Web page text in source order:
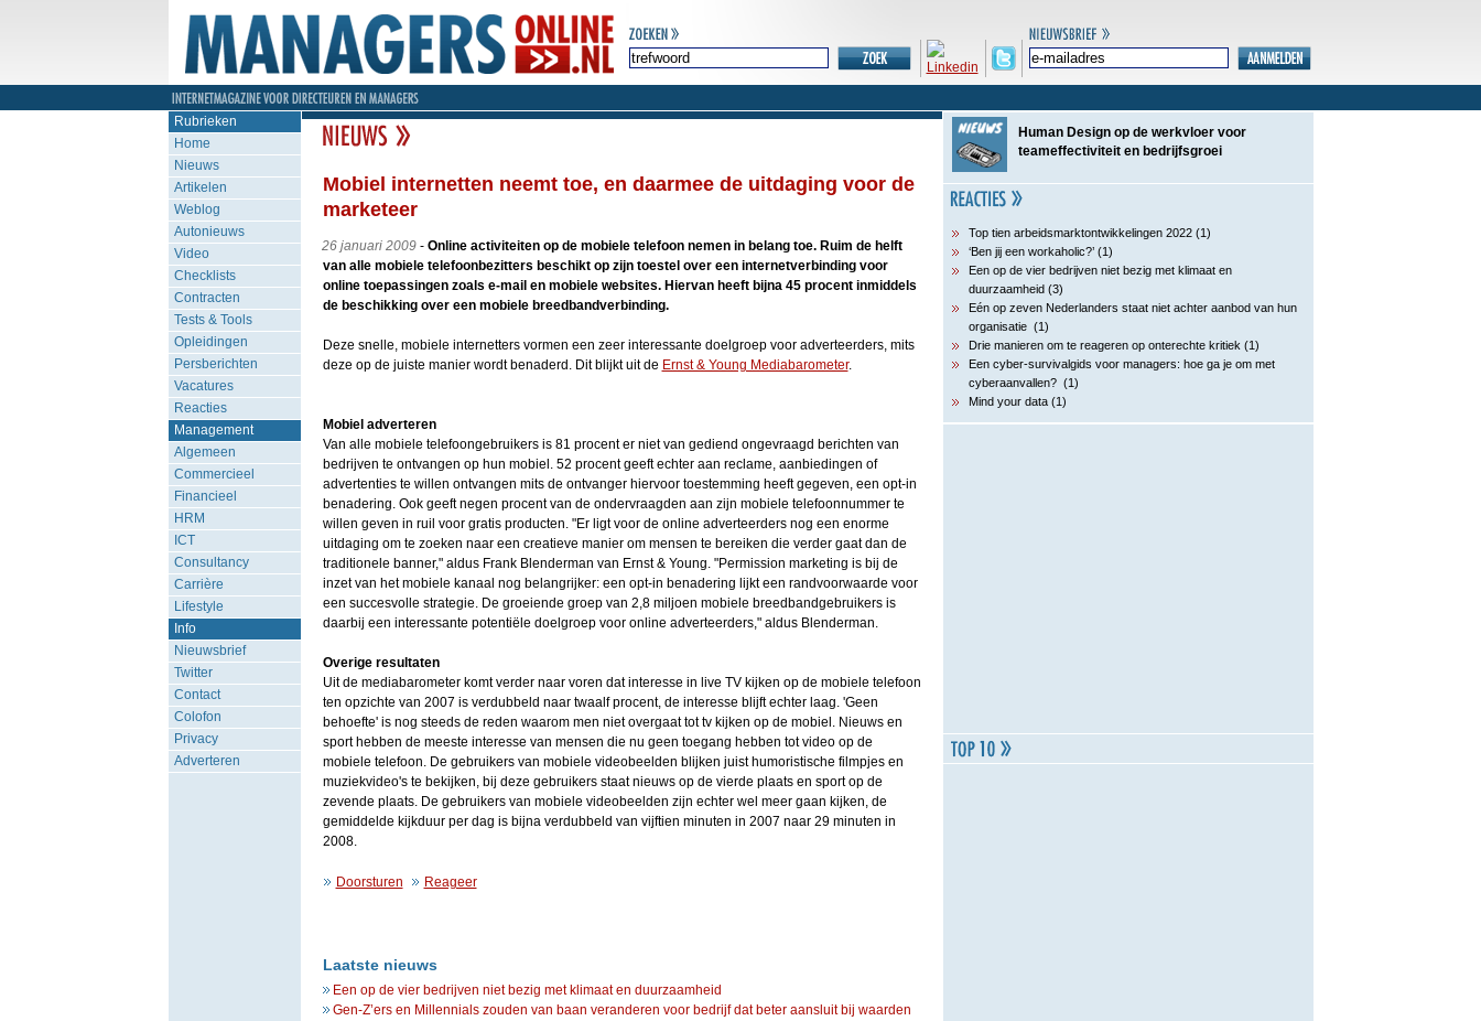
Rubrieken
Home
Nieuws
Artikelen
Weblog
Autonieuws
Video
Checklists
Contracten
Tests & Tools
Opleidingen
Persberichten
Vacatures
Reacties
Management
Algemeen
Commercieel
Financieel
HRM
ICT
Consultancy
Carrière
Lifestyle
Info
Nieuwsbrief
Twitter
Contact
Colofon
Privacy
Adverteren
Mobiel internetten neemt toe, en daarmee de uitdaging voor de
marketeer
26 januari 2009- Online activiteiten op de mobiele telefoon nemen in belang toe. Ruim de helft
van alle mobiele telefoonbezitters beschikt op zijn toestel over een internetverbinding voor
online toepassingen zoals e-mail en mobiele websites. Hiervan heeft bijna 45 procent inmiddels
de beschikking over een mobiele breedbandverbinding.
Deze snelle, mobiele internetters vormen een zeer interessante doelgroep voor adverteerders, mits
deze op de juiste manier wordt benaderd. Dit blijkt uit de Ernst & Young Mediabarometer.
Mobiel adverteren
Van alle mobiele telefoongebruikers is 81 procent er niet van gediend ongevraagd berichten van
bedrijven te ontvangen op hun mobiel. 52 procent geeft echter aan reclame, aanbiedingen of
advertenties te willen ontvangen mits de ontvanger hiervoor toestemming heeft gegeven, een opt-in
benadering. Ook geeft negen procent van de ondervraagden aan zijn mobiele telefoonnummer te
willen geven in ruil voor gratis producten. "Er ligt voor de online adverteerders nog een enorme
uitdaging om te zoeken naar een creatieve manier om mensen te bereiken die verder gaat dan de
traditionele banner," aldus Frank Blenderman van Ernst & Young. "Permission marketing is bij de
inzet van het mobiele kanaal nog belangrijker: een opt-in benadering lijkt een randvoorwaarde voor
een succesvolle strategie. De groeiende groep van 2,8 miljoen mobiele breedbandgebruikers is
daarbij een interessante potentiële doelgroep voor online adverteerders," aldus Blenderman.
Overige resultaten
Uit de mediabarometer komt verder naar voren dat interesse in live TV kijken op de mobiele telefoon
ten opzichte van 2007 is verdubbeld naar twaalf procent, de interesse blijft echter laag. 'Geen
behoefte' is nog steeds de reden waarom men niet overgaat tot tv kijken op de mobiel. Nieuws en
sport hebben de meeste interesse van mensen die nu geen toegang hebben tot video op de
mobiele telefoon. De gebruikers van mobiele videobeelden blijken juist humoristische filmpjes en
muziekvideo's te bekijken, bij deze gebruikers staat nieuws op de vierde plaats en sport op de
zevende plaats. De gebruikers van mobiele videobeelden zijn echter wel meer gaan kijken, de
gemiddelde kijkduur per dag is bijna verdubbeld van vijftien minuten in 2007 naar 29 minuten in
2008.
Doorsturen Reageer
Laatste nieuws
Een op de vier bedrijven niet bezig met klimaat en duurzaamheid
Gen-Z’ers en Millennials zouden van baan veranderen voor bedrijf dat beter aansluit bij waarden
Human Design op de werkvloer voor
teameffectiviteit en bedrijfsgroei
Top tien arbeidsmarktontwikkelingen 2022 (1)
‘Ben jij een workaholic?’ (1)
Een op de vier bedrijven niet bezig met klimaat en
duurzaamheid (3)
Eén op zeven Nederlanders staat niet achter aanbod van hun
organisatie (1)
Drie manieren om te reageren op onterechte kritiek (1)
Een cyber-survivalgids voor managers: hoe ga je om met
cyberaanvallen? (1)
Mind your data (1)